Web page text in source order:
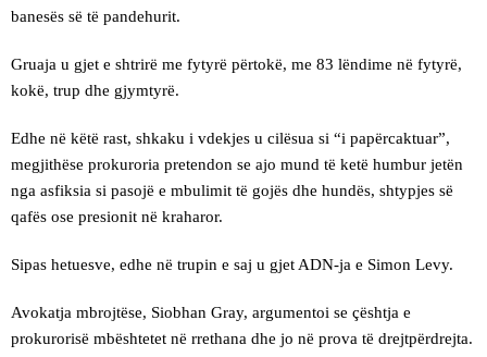
banesës së të pandehurit.
Gruaja u gjet e shtrirë me fytyrë përtokë, me 83 lëndime në fytyrë,
kokë, trup dhe gjymtyrë.
Edhe në këtë rast, shkaku i vdekjes u cilësua si “i papërcaktuar”,
megjithëse prokuroria pretendon se ajo mund të ketë humbur jetën
nga asfiksia si pasojë e mbulimit të gojës dhe hundës, shtypjes së
qafës ose presionit në kraharor.
Sipas hetuesve, edhe në trupin e saj u gjet ADN-ja e Simon Levy.
Avokatja mbrojtëse, Siobhan Gray, argumentoi se çështja e
prokurorisë mbështetet në rrethana dhe jo në prova të drejtpërdrejta.